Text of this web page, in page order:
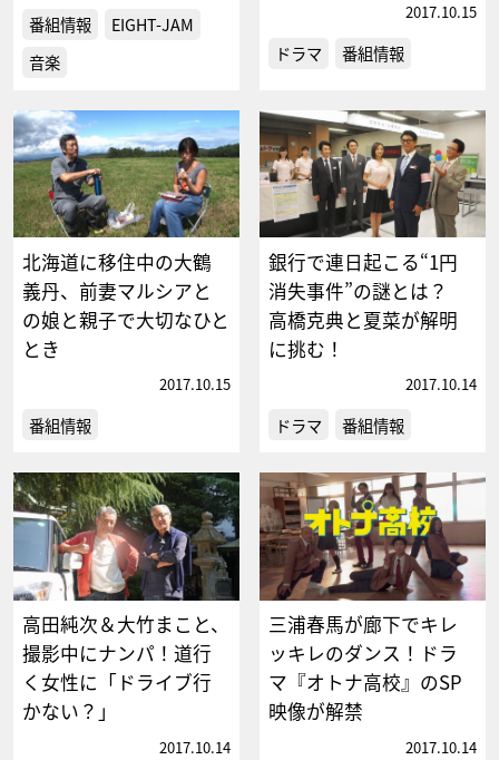
番組情報
EIGHT-JAM
音楽
2017.10.15
ドラマ 番組情報
北海道に移住中の大鶴
義丹、前妻マルシアと
の娘と親子で大切なひと
とき
2017.10.15
番組情報
銀行で連日起こる“1円
消失事件”の謎とは？
高橋克典と夏菜が解明
に挑む！
2017.10.14
ドラマ 番組情報
高田純次＆大竹まこと、
撮影中にナンパ！道行
く女性に「ドライブ行
かない？」
2017.10.14
三浦春馬が廊下でキレ
ッキレのダンス！ドラ
マ『オトナ高校』のSP
映像が解禁
2017.10.14